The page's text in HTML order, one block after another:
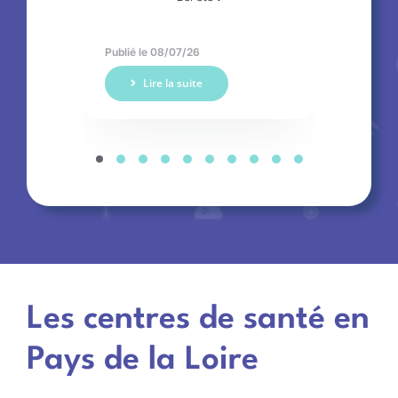
Publié le 08/07/26
Lire la suite
Les centres de santé en
Pays de la Loire